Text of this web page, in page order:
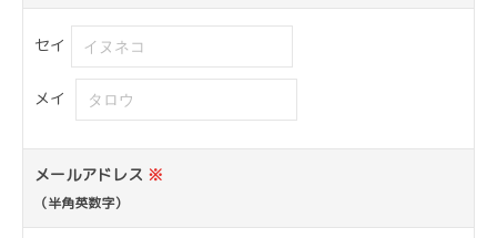
セイ
メイ
メールアドレス ※
（半角英数字）